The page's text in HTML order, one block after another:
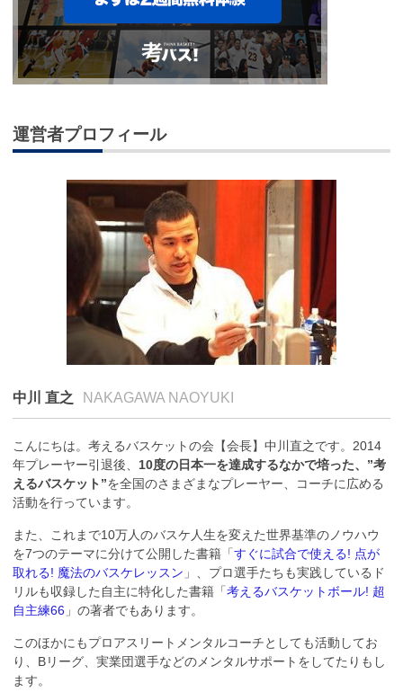
運営者プロフィール
中川 直之 NAKAGAWA NAOYUKI
こんにちは。考えるバスケットの会【会長】中川直之です。2014
年プレーヤー引退後、10度の日本一を達成するなかで培った、”考
えるバスケット”を全国のさまざまなプレーヤー、コーチに広める
活動を行っています。
また、これまで10万人のバスケ人生を変えた世界基準のノウハウ
を7つのテーマに分けて公開した書籍「すぐに試合で使える! 点が
取れる! 魔法のバスケレッスン 」、プロ選手たちも実践しているド
リルも収録した自主に特化した書籍「考えるバスケットボール! 超
自主練66 」の著者でもあります。
このほかにもプロアスリートメンタルコーチとしても活動してお
り、Bリーグ、実業団選手などのメンタルサポートをしてたりもし
ます。